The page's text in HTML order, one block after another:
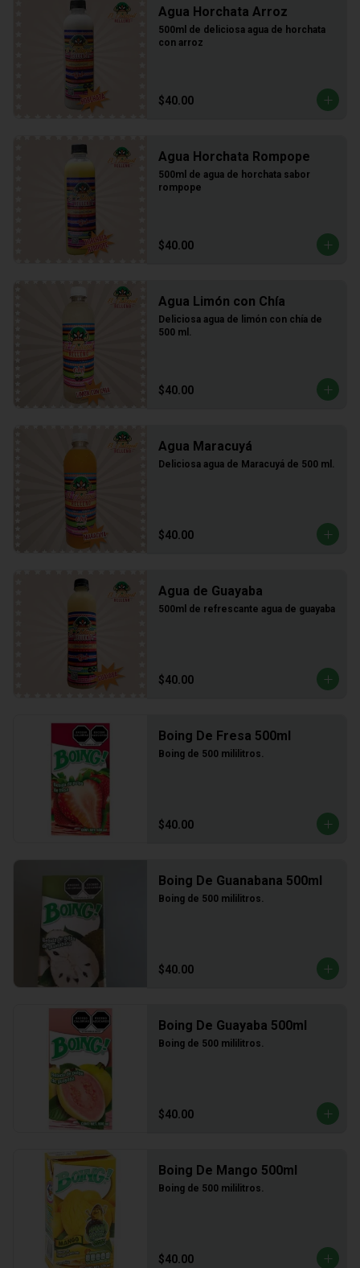
Agua Horchata Arroz
500ml de deliciosa agua de horchata
con arroz
$40.00
Agua Horchata Rompope
500ml de agua de horchata sabor
rompope
$40.00
Agua Limón con Chía
Deliciosa agua de limón con chía de
500 ml.
$40.00
Agua Maracuyá
Deliciosa agua de Maracuyá de 500 ml.
$40.00
Agua de Guayaba
500ml de refrescante agua de guayaba
$40.00
Boing De Fresa 500ml
Boing de 500 mililitros.
$40.00
Boing De Guanabana 500ml
Boing de 500 mililitros.
$40.00
Boing De Guayaba 500ml
Boing de 500 mililitros.
$40.00
Boing De Mango 500ml
Boing de 500 mililitros.
$40.00